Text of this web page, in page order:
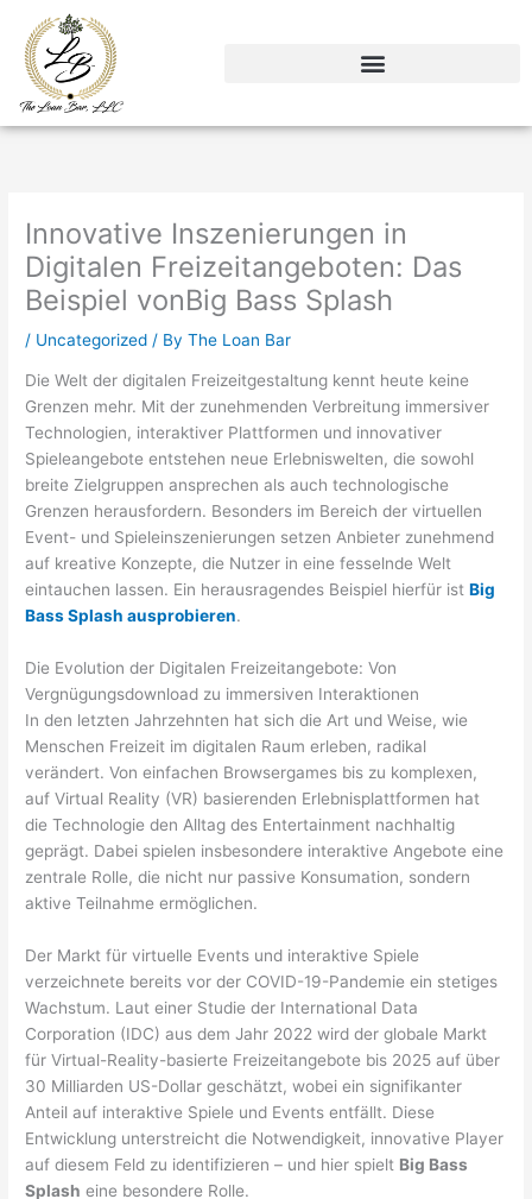
content
Innovative Inszenierungen in
Digitalen Freizeitangeboten: Das
Beispiel vonBig Bass Splash
/ Uncategorized / ByThe Loan Bar
Die Welt der digitalen Freizeitgestaltung kennt heute keine
Grenzen mehr. Mit der zunehmenden Verbreitung immersiver
Technologien, interaktiver Plattformen und innovativer
Spieleangebote entstehen neue Erlebniswelten, die sowohl
breite Zielgruppen ansprechen als auch technologische
Grenzen herausfordern. Besonders im Bereich der virtuellen
Event- und Spieleinszenierungen setzen Anbieter zunehmend
auf kreative Konzepte, die Nutzer in eine fesselnde Welt
eintauchen lassen. Ein herausragendes Beispiel hierfür istBig
Bass Splash ausprobieren.
Die Evolution der Digitalen Freizeitangebote: Von
Vergnügungsdownload zu immersiven Interaktionen
In den letzten Jahrzehnten hat sich die Art und Weise, wie
Menschen Freizeit im digitalen Raum erleben, radikal
verändert. Von einfachen Browsergames bis zu komplexen,
auf Virtual Reality (VR) basierenden Erlebnisplattformen hat
die Technologie den Alltag des Entertainment nachhaltig
geprägt. Dabei spielen insbesondere interaktive Angebote eine
zentrale Rolle, die nicht nur passive Konsumation, sondern
aktive Teilnahme ermöglichen.
Der Markt für virtuelle Events und interaktive Spiele
verzeichnete bereits vor der COVID-19-Pandemie ein stetiges
Wachstum. Laut einer Studie der International Data
Corporation (IDC) aus dem Jahr 2022 wird der globale Markt
für Virtual-Reality-basierte Freizeitangebote bis 2025 auf über
30 Milliarden US-Dollar geschätzt, wobei ein signifikanter
Anteil auf interaktive Spiele und Events entfällt. Diese
Entwicklung unterstreicht die Notwendigkeit, innovative Player
auf diesem Feld zu identifizieren – und hier spielt Big Bass
Splash eine besondere Rolle.